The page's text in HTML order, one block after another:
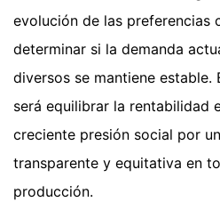
evolución de las preferencias
determinar si la demanda
diversos se mantiene
será equilibrar la rentabilidad
creciente presión social por
transparente y equitativa en
producción.